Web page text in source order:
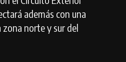
además con una
norte y sur del